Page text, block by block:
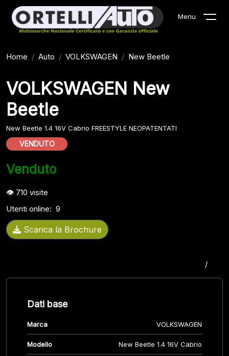
Menu
Home Auto VOLKSWAGEN New Beetle
VOLKSWAGEN New
Beetle
New Beetle 1.4 16V Cabrio FREESTYLE NEOPATENTATI
VENDUTO
Venduto
710 visite
Utenti online: 9
Scarica la Brochure
/
Dati base
Marca VOLKSWAGEN
Modello New Beetle 1.4 16V Cabrio